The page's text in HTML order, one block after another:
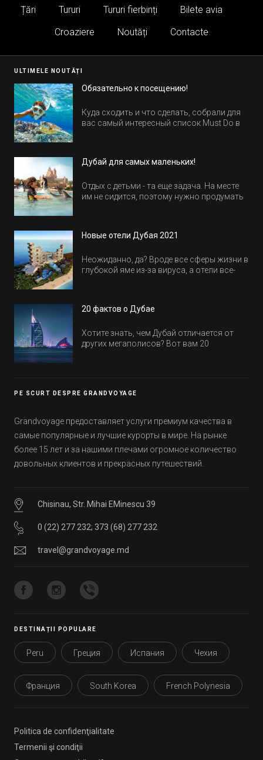
Țări Tururi Tururi fierbinți
Bilete avia
Croaziere
Noutăți Contacte
ULTIMELE NOUTĂȚI
Обязательно к посещению!
Куда сходить и что сделать, собрали для
вас самый интересный список Must Do в
Дубай для самых маленьких!
Отдых с детьми - та еще задача. На месте
им не сидится, поэтому нужно продумать
Новые отели Дубая 2021
Неожиданно, да? Вроде все сферы жизни в
глубокой яме из-за вируса, а отели все-
обычно на первые заезды дают промо-
20 фактов о Дубае
Хотите знать, чем Дубай отличается от
других мегаполисов? Вот вам 20
PE SCURT DESPRE GRANDVOYAGE
Grandvoyage предоставляет услуги премиум качества в
самые популярные и лучшие курорты в мире. На рынке
более 15 лет и за нашими плечами огромное количество
довольных клиентов и прекрасных путешествий.
Chisinau, Str. Mihai EMinescu 39
0 (22) 277 232; 373 (68) 277 232
travel@grandvoyage.md
DESTINAȚII POPULARE
Peru Греция Испания Чехия
Франция South Korea French Polynesia
Politica de confidenţialitate
Termenii şi condiţii